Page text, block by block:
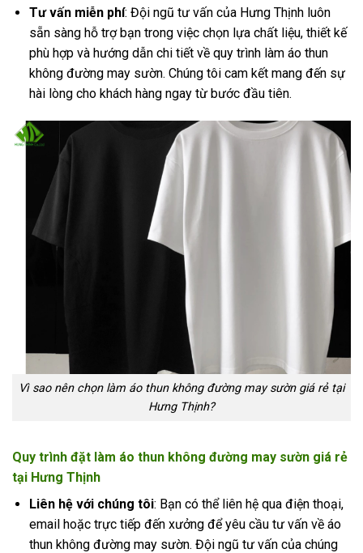
Tư vấn miễn phí: Đội ngũ tư vấn của Hưng Thịnh luôn
sẵn sàng hỗ trợ bạn trong việc chọn lựa chất liệu, thiết kế
phù hợp và hướng dẫn chi tiết về quy trình làm áo thun
không đường may sườn. Chúng tôi cam kết mang đến sự
hài lòng cho khách hàng ngay từ bước đầu tiên.
Vì sao nên chọn làm áo thun không đường may sườn giá rẻ tại
Hưng Thịnh?
Quy trình đặt làm áo thun không đường may sườn giá rẻ
tại Hưng Thịnh
Liên hệ với chúng tôi: Bạn có thể liên hệ qua điện thoại,
email hoặc trực tiếp đến xưởng để yêu cầu tư vấn về áo
thun không đường may sườn. Đội ngũ tư vấn của chúng